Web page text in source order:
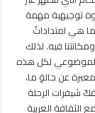
توجيهية مهمة
هي امتداداتُ
فيه. لذلك
الموضوعي لكل هذه
عن حالةٍ ما،
شيفرات الرحلة
الثقافة العربية